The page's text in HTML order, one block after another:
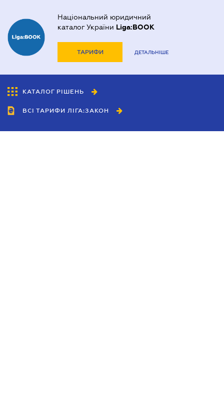
Національний юридичний
каталог України Liga:BOOK
ТАРИФИ ДЕТАЛЬНІШЕ
КАТАЛОГ РІШЕНЬ
ВСІ ТАРИФИ ЛІГА:ЗАКОН